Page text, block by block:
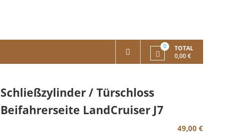
0
TOTAL
0,00 €
Schließzylinder / Türschloss
Beifahrerseite LandCruiser J7
49,00 €